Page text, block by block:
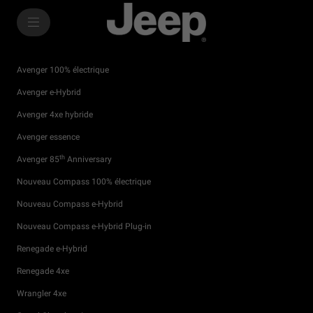
Avenger 100% électrique
Avenger e-Hybrid
Avenger 4xe hybride
Avenger essence
Avenger 85th Anniversary
Nouveau Compass 100% électrique
Nouveau Compass e-Hybrid
Nouveau Compass e-Hybrid Plug-in
Renegade e-Hybrid
Renegade 4xe
Wrangler 4xe